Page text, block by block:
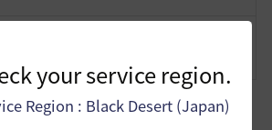
your service region.
Region : Black Desert (Japan)